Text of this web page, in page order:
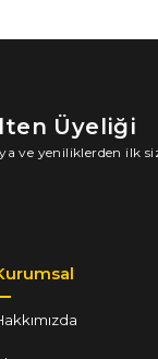
Üyeliği
ve yeniliklerden ilk